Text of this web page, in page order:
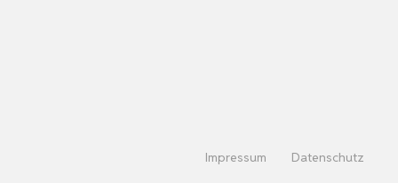
Impressum Datenschutz